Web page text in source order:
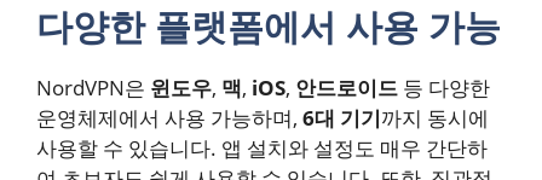
다양한 플랫폼에서 사용 가능
NordVPN은 윈도우, 맥, iOS, 안드로이드 등 다양한
운영체제에서 사용 가능하며, 6대 기기까지 동시에
사용할 수 있습니다. 앱 설치와 설정도 매우 간단하